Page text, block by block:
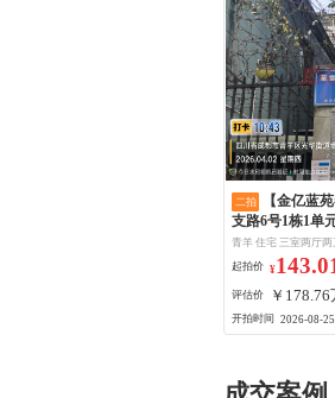
二拍
支路6号1栋1单
青羊 住宅 三室两厅两
起拍价 ¥
评估价 ￥178.76
开拍时间 2026-08-